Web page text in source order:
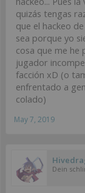
quizás tengas
que el hackeo
sea porque yo
cosa que me he
jugador
facción xD (o
enfrentado a
colado)
May 7, 2019
Dein